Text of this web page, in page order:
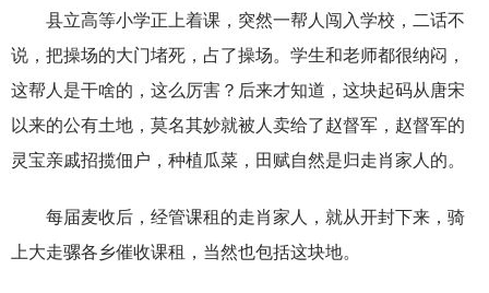
县立高等小学正上着课，突然一帮人闯入学校，二话不
说，把操场的大门堵死，占了操场。学生和老师都很纳闷，
这帮人是干啥的，这么厉害？后来才知道，这块起码从唐宋
以来的公有土地，莫名其妙就被人卖给了赵督军，赵督军的
灵宝亲戚招揽佃户，种植瓜菜，田赋自然是归走肖家人的。
每届麦收后，经管课租的走肖家人，就从开封下来，骑
上大走骡各乡催收课租，当然也包括这块地。